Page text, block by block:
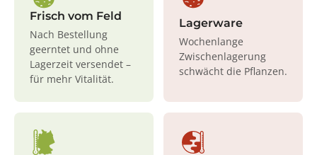
Frisch vom Feld
Nach Bestellung
geerntet und ohne
Lagerzeit versendet –
für mehr Vitalität.
Lagerware
Wochenlange
Zwischenlagerung
schwächt die Pflanzen.